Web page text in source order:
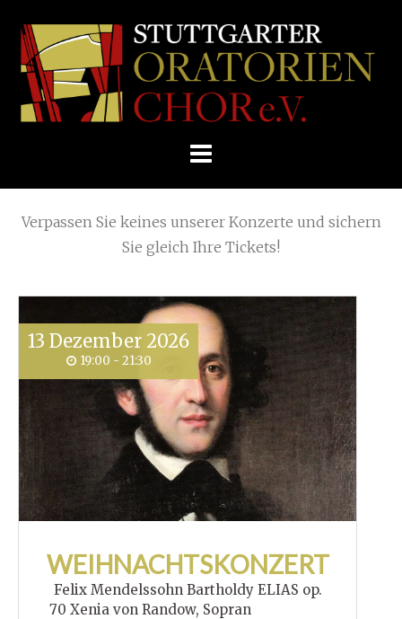
Skip
E.V.
Home Posts taggedSolistenquartett
Verpassen Sie keines unserer Konzerte und sichern
Sie gleich Ihre Tickets!
13 Dezember 2026
19:00 - 21:30
WEIHNACHTSKONZERT
Felix Mendelssohn Bartholdy ELIAS op.
70 Xenia von Randow, Sopran